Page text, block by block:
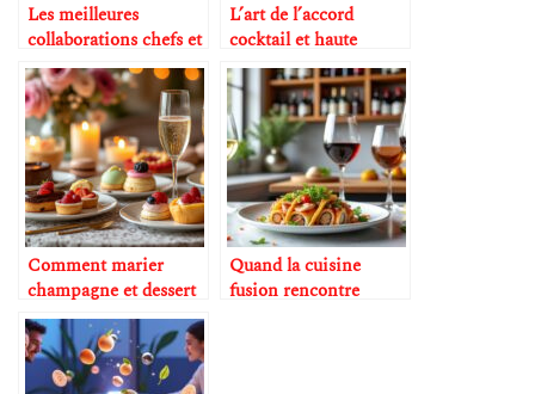
Les meilleures
collaborations chefs et
maisons de vin
L’art de l’accord
cocktail et haute
cuisine
Comment marier
champagne et dessert
sans faute
Quand la cuisine
fusion rencontre